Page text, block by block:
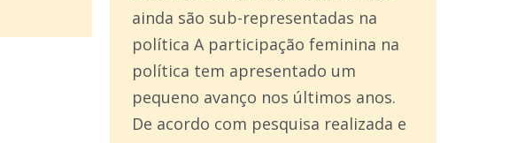
ainda são sub-representadas na
política A participação feminina na
política tem apresentado um
pequeno avanço nos últimos anos.
De acordo com pesquisa realizada e